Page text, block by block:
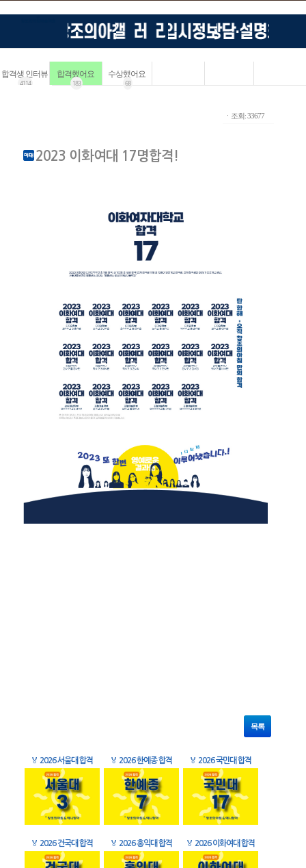
합격생 인터뷰
4114
합격했어요
183
수상했어요
68
ㆍ조회: 33677
2023 이화여대 17명합격!
목록
🏅 2026 서울대 합격 🏅 2026 한예종 합격 🏅 2026 국민대 합격
🏅 2026 건국대 합격 🏅 2026 홍익대 합격 🏅 2026 이화여대 합격